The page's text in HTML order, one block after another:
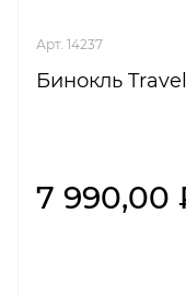
Арт. 14237
Бинокль
7 990,00